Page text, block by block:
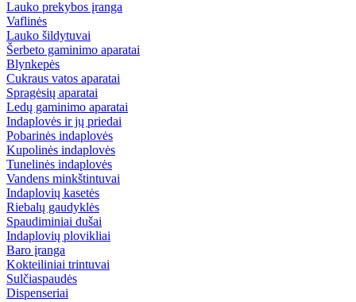
Lauko prekybos įranga
Vaflinės
Lauko šildytuvai
Šerbeto gaminimo aparatai
Blynkepės
Cukraus vatos aparatai
Spragėsių aparatai
Ledų gaminimo aparatai
Indaplovės ir jų priedai
Pobarinės indaplovės
Kupolinės indaplovės
Tunelinės indaplovės
Vandens minkštintuvai
Indaplovių kasetės
Riebalų gaudyklės
Spaudiminiai dušai
Indaplovių plovikliai
Baro įranga
Kokteiliniai trintuvai
Sulčiaspaudės
Dispenseriai